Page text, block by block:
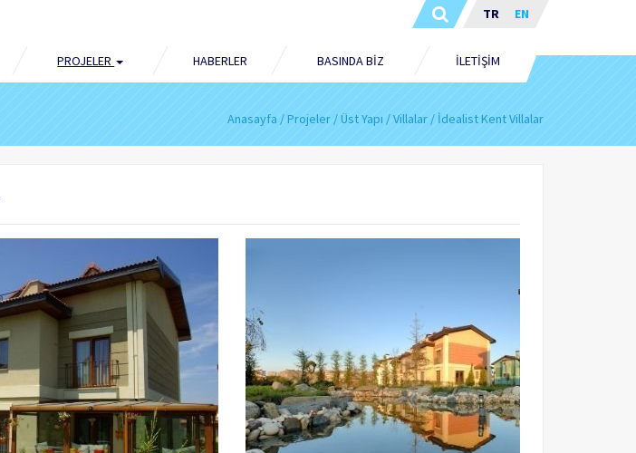
TR EN
PROJELER HABERLER BASINDA BİZ İLETİŞİM
Anasayfa Projeler Üst Yapı Villalar İdealist Kent Villalar